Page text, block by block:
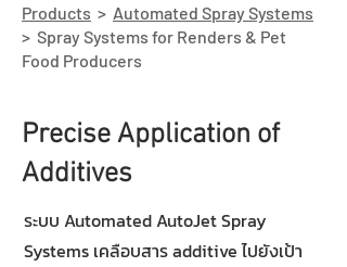
Products > Automated Spray Systems
> Spray Systems for Renders & Pet
Food Producers
Precise Application of
Additives
ระบบ Automated AutoJet Spray
Systems เคลือบสาร additive ไปยังเป้า